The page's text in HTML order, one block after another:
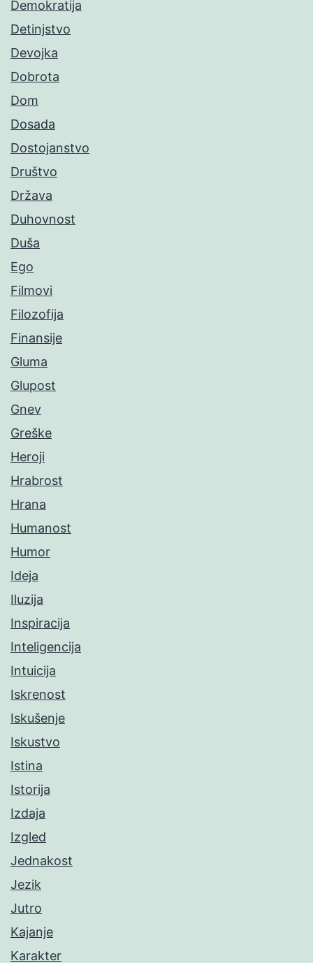
Demokratija
Detinjstvo
Devojka
Dobrota
Dom
Dosada
Dostojanstvo
Društvo
Država
Duhovnost
Duša
Ego
Filmovi
Filozofija
Finansije
Gluma
Glupost
Gnev
Greške
Heroji
Hrabrost
Hrana
Humanost
Humor
Ideja
Iluzija
Inspiracija
Inteligencija
Intuicija
Iskrenost
Iskušenje
Iskustvo
Istina
Istorija
Izdaja
Izgled
Jednakost
Jezik
Jutro
Kajanje
Karakter